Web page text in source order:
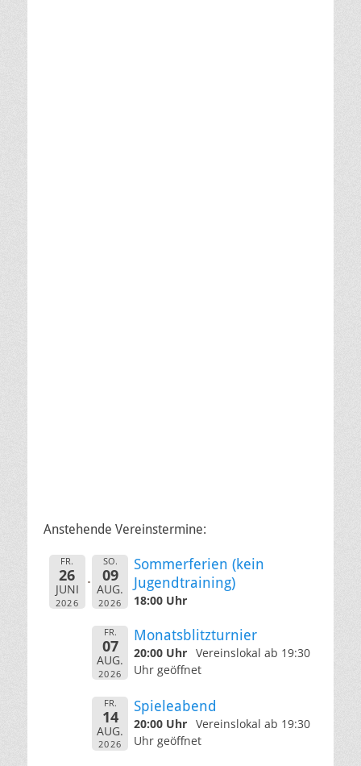
Anstehende Vereinstermine:
FR.
26
JUNI
2026
SO.
09
AUG.
2026
Sommerferien (kein
Jugendtraining)
18:00 Uhr
FR.
07
AUG.
2026
Monatsblitzturnier
20:00 Uhr Vereinslokal ab 19:30
Uhr geöffnet
FR.
14
AUG.
2026
Spieleabend
20:00 Uhr Vereinslokal ab 19:30
Uhr geöffnet